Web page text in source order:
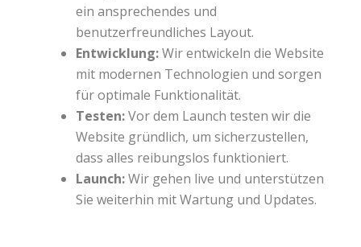
ein ansprechendes und
benutzerfreundliches Layout.
Entwicklung:Wir entwickeln die Website
mit modernen Technologien und sorgen
für optimale Funktionalität.
Testen:Vor dem Launch testen wir die
Website gründlich, um sicherzustellen,
dass alles reibungslos funktioniert.
Launch:Wir gehen live und unterstützen
Sie weiterhin mit Wartung und Updates.